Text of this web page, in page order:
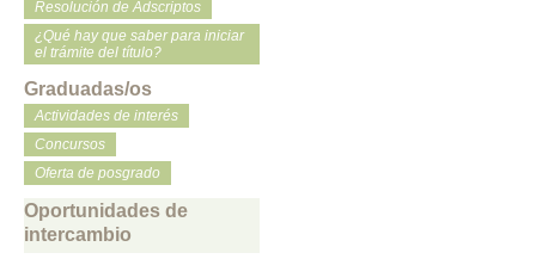
Resolución de Adscriptos
¿Qué hay que saber para iniciar
el trámite del título?
Graduadas/os
Actividades de interés
Concursos
Oferta de posgrado
Oportunidades de
intercambio